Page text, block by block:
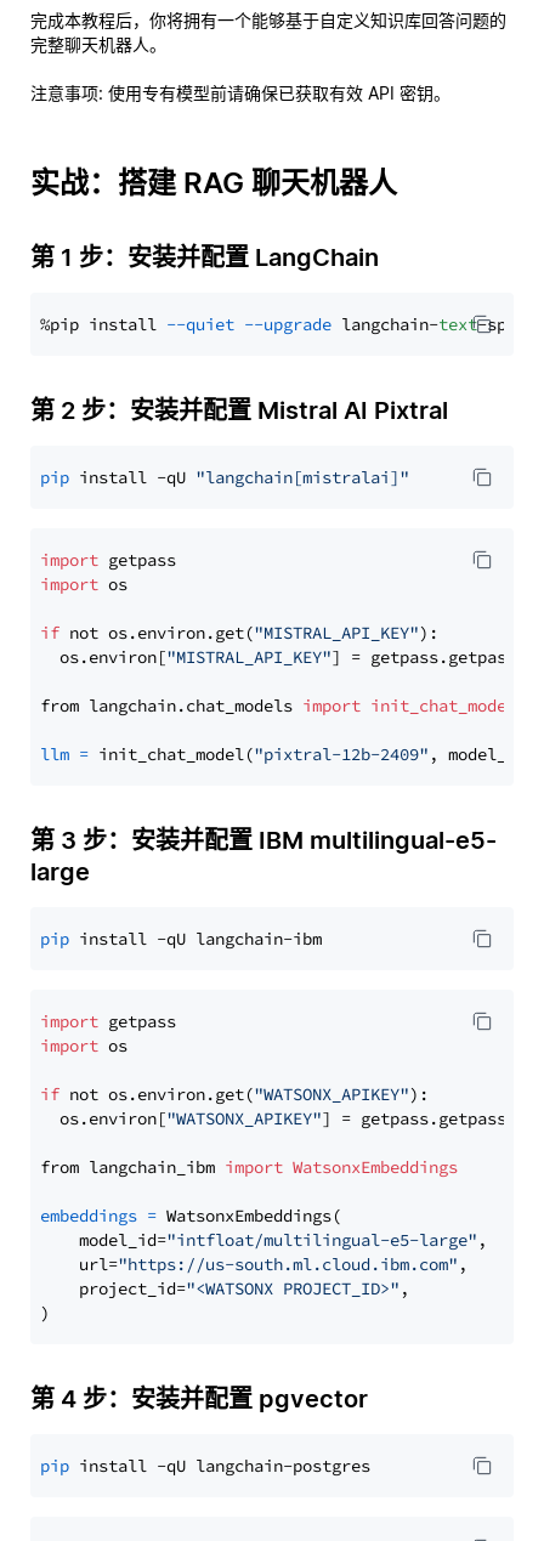
完成本教程后，你将拥有一个能够基于自定义知识库回答问题的
完整聊天机器人。
注意事项: 使用专有模型前请确保已获取有效 API 密钥。
实战：搭建 RAG 聊天机器人
第 1 步：安装并配置 LangChain
%pip install --quiet --upgrade langchain-text
第 2 步：安装并配置 Mistral AI Pixtral
pip install -qU "langchain[mistralai]"
import
import os
if not os.environ.get("MISTRAL_API_KEY"):
  os.environ[
"MISTRAL_API_KEY"] = getpass.getpass(
from langchain.chat_models import init_chat_model
llm = init_chat_model("pixtral-12b-2409" ,
第 3 步：安装并配置 IBM multilingual-e5-
large
pip
import
import os
if not os.environ.get("WATSONX_APIKEY"):
  os.environ[
"WATSONX_APIKEY"] = getpass.getpass(
from langchain_ibm import WatsonxEmbeddings
embeddings = WatsonxEmbeddings(
    model_id=
"intfloat/multilingual-e5-large" ,
    url=
"https://us-south.ml.cloud.ibm.com" ,
    project_id=
"<WATSONX PROJECT_ID>" ,
第 4 步：安装并配置 pgvector
pip